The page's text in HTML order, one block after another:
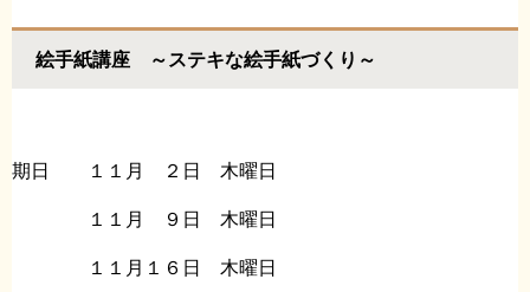
絵手紙講座 ～ステキな絵手紙づくり～
期日 １１月 ２日 木曜日
１１月 ９日 木曜日
１１月１６日 木曜日